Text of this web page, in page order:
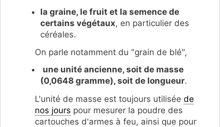
la graine, le fruit et la semence de
certains végétaux, en particulier des
céréales.
On parle notamment du "grain de blé",
une unité ancienne, soit de masse
(0,0648 gramme), soit de longueur.
L'unité de masse est toujours utilisée de
nos jours pour mesurer la poudre des
cartouches d'armes à feu, ainsi que pour